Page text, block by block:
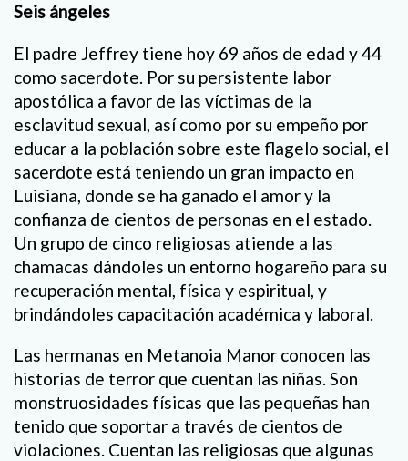
Seis ángeles
El padre Jeffrey tiene hoy 69 años de edad y 44
como sacerdote. Por su persistente labor
apostólica a favor de las víctimas de la
esclavitud sexual, así como por su empeño por
educar a la población sobre este flagelo social, el
sacerdote está teniendo un gran impacto en
Luisiana, donde se ha ganado el amor y la
confianza de cientos de personas en el estado.
Un grupo de cinco religiosas atiende a las
chamacas dándoles un entorno hogareño para su
recuperación mental, física y espiritual, y
brindándoles capacitación académica y laboral.
Las hermanas en Metanoia Manor conocen las
historias de terror que cuentan las niñas. Son
monstruosidades físicas que las pequeñas han
tenido que soportar a través de cientos de
violaciones. Cuentan las religiosas que algunas